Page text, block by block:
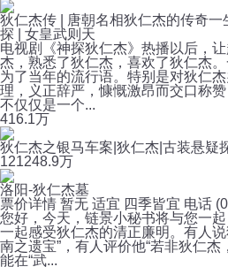
狄仁杰传 | 唐朝名相狄仁杰的传奇一
探 | 女皇武则天
电视剧《神探狄仁杰》热播以后，
杰，熟悉了狄仁杰，喜欢了狄仁杰
为了当年的流行语。特别是对狄仁
理，义正辞严，慷慨激昂而交口称
不仅仅是一个...
416.1万
狄仁杰之银马车案|狄仁杰|古装悬疑
121248.9万
洛阳-狄仁杰墓
票价详情 暂无 适宜 四季皆宜 电话
您好，今天，链景小秘书将与您一
一起感受狄仁杰的清正廉明。有人
南之遗宝”，有人评价他“若非狄仁杰
能在“武...